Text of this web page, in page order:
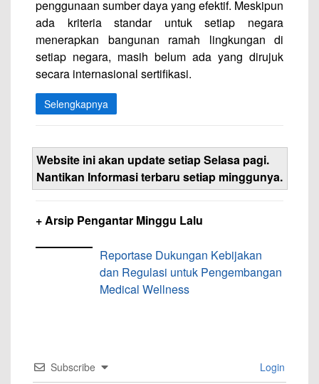
penggunaan sumber daya yang efektif. Meskipun
ada kriteria standar untuk setiap negara
menerapkan bangunan ramah lingkungan di
setiap negara, masih belum ada yang dirujuk
secara internasional sertifikasi.
Selengkapnya
Website ini akan update setiap Selasa pagi.
Nantikan Informasi terbaru setiap minggunya.
+ Arsip Pengantar Minggu Lalu
Reportase Dukungan Kebijakan
dan Regulasi untuk Pengembangan
Medical Wellness
Subscribe Login